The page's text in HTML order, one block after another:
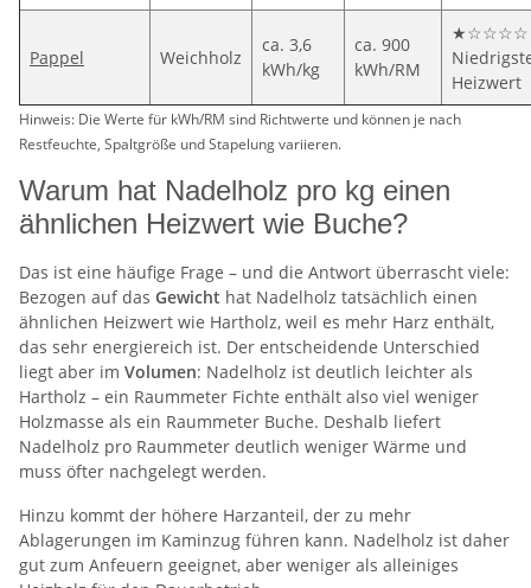
Pappel Weichholz
ca. 3,6
kWh/kg
ca. 900
kWh/RM
★☆☆☆☆
Heizwert
Hinweis: Die Werte für kWh/RM sind Richtwerte und können je nach
Restfeuchte, Spaltgröße und Stapelung variieren.
Warum hat Nadelholz pro kg einen
ähnlichen Heizwert wie Buche?
Das ist eine häufige Frage – und die Antwort überrascht viele:
Bezogen auf das Gewicht hat Nadelholz tatsächlich einen
ähnlichen Heizwert wie Hartholz, weil es mehr Harz enthält,
das sehr energiereich ist. Der entscheidende Unterschied
liegt aber im Volumen: Nadelholz ist deutlich leichter als
Hartholz – ein Raummeter Fichte enthält also viel weniger
Holzmasse als ein Raummeter Buche. Deshalb liefert
Nadelholz pro Raummeter deutlich weniger Wärme und
muss öfter nachgelegt werden.
Hinzu kommt der höhere Harzanteil, der zu mehr
Ablagerungen im Kaminzug führen kann. Nadelholz ist daher
gut zum Anfeuern geeignet, aber weniger als alleiniges